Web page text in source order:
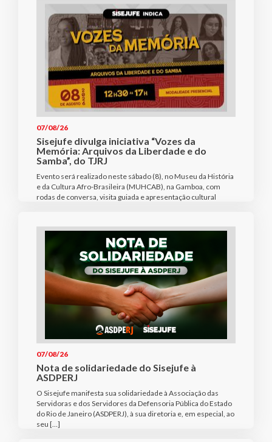
07/08/26
Sisejufe divulga iniciativa “Vozes da
Memória: Arquivos da Liberdade e do
Samba”, do TJRJ
Evento será realizado neste sábado (8), no Museu da História
e da Cultura Afro-Brasileira (MUHCAB), na Gamboa, com
rodas de conversa, visita guiada e apresentação cultural
07/08/26
Nota de solidariedade do Sisejufe à
ASDPERJ
O Sisejufe manifesta sua solidariedade à Associação das
Servidoras e dos Servidores da Defensoria Pública do Estado
do Rio de Janeiro (ASDPERJ), à sua diretoria e, em especial, ao
seu […]